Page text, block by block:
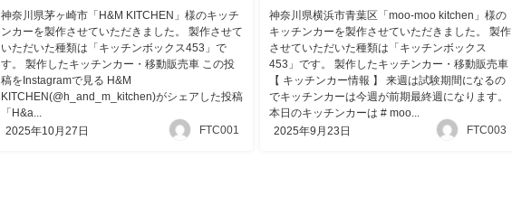
神奈川県茅ヶ崎市「H&M KITCHEN」様のキッチ
ンカーを製作させていただきました。 製作させて
いただいた種類は「キッチンボックス453」で
す。 製作したキッチンカー・移動販売車 この投
稿をInstagramで見る H&M
KITCHEN(@h_and_m_kitchen)がシェアした投稿
「H&a...
2025年10月27日
FTC001
神奈川県横浜市青葉区「moo-moo kitchen」様の
キッチンカーを製作させていただきました。 製作
させていただいた種類は「キッチンボックス
453」です。 製作したキッチンカー・移動販売車
【 キッチンカー情報 】 来週は試験期間になるの
でキッチンカーは今週が前期最終週になります。
本日のキッチンカーは # moo...
2025年9月23日
FTC003